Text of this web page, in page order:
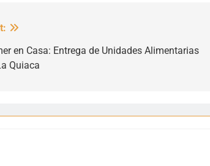
en Casa: Entrega de Unidades Alimentarias
Quiaca